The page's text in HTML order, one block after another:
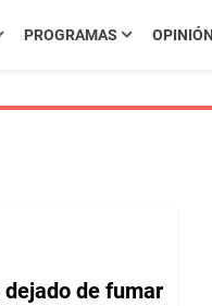
PROGRAMAS OPINIÓN
de fumar